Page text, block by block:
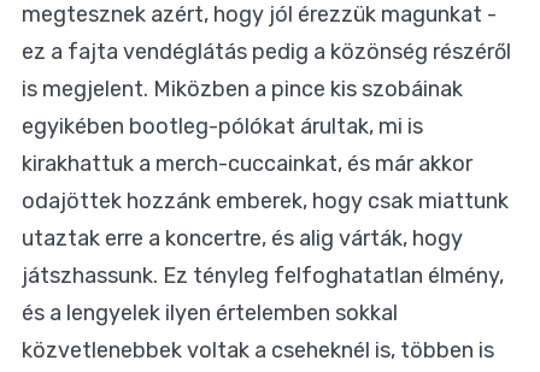
megtesznek azért, hogy jól érezzük magunkat -
ez a fajta vendéglátás pedig a közönség részéről
is megjelent. Miközben a pince kis szobáinak
egyikében bootleg-pólókat árultak, mi is
kirakhattuk a merch-cuccainkat, és már akkor
odajöttek hozzánk emberek, hogy csak miattunk
utaztak erre a koncertre, és alig várták, hogy
játszhassunk. Ez tényleg felfoghatatlan élmény,
és a lengyelek ilyen értelemben sokkal
közvetlenebbek voltak a cseheknél is, többen is